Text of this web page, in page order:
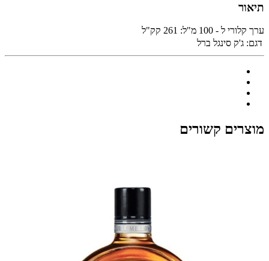
תיאור
ערך קלורי ל - 100 מ"ל: 261 קק"ל
דגם: ג'ק סינגל ברל
מוצרים קשורים